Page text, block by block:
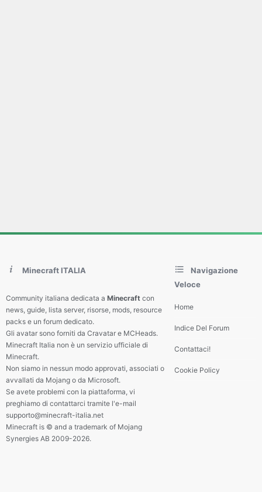
Minecraft ITALIA
Community italiana dedicata a Minecraft con
news, guide, lista server, risorse, mods, resource
packs e un forum dedicato.
Gli avatar sono forniti da Cravatar e MCHeads.
Minecraft Italia non è un servizio ufficiale di
Minecraft.
Non siamo in nessun modo approvati, associati o
avvallati da Mojang o da Microsoft.
Se avete problemi con la piattaforma, vi
preghiamo di contattarci tramite l'e-mail
supporto@minecraft-italia.net
Minecraft is © and a trademark of Mojang
Synergies AB 2009-2026.
Navigazione
Veloce
Home
Indice Del Forum
Contattaci!
Cookie Policy